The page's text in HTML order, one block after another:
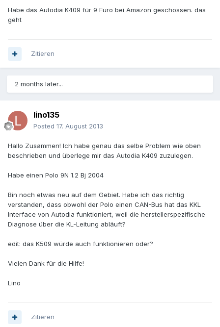
Habe das Autodia K409 für 9 Euro bei Amazon geschossen. das
geht
Zitieren
2 months later...
lino135
Posted 17. August 2013
Hallo Zusammen! Ich habe genau das selbe Problem wie oben
beschrieben und überlege mir das Autodia K409 zuzulegen.
Habe einen Polo 9N 1.2 Bj 2004
Bin noch etwas neu auf dem Gebiet. Habe ich das richtig
verstanden, dass obwohl der Polo einen CAN-Bus hat das KKL
Interface von Autodia funktioniert, weil die herstellerspezifische
Diagnose über die KL-Leitung abläuft?
edit: das K509 würde auch funktionieren oder?
Vielen Dank für die Hilfe!
Lino
Zitieren